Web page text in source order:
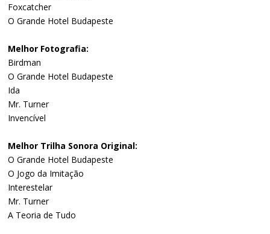
Foxcatcher
O Grande Hotel Budapeste
Melhor Fotografia:
Birdman
O Grande Hotel Budapeste
Ida
Mr. Turner
Invencível
Melhor Trilha Sonora Original:
O Grande Hotel Budapeste
O Jogo da Imitação
Interestelar
Mr. Turner
A Teoria de Tudo